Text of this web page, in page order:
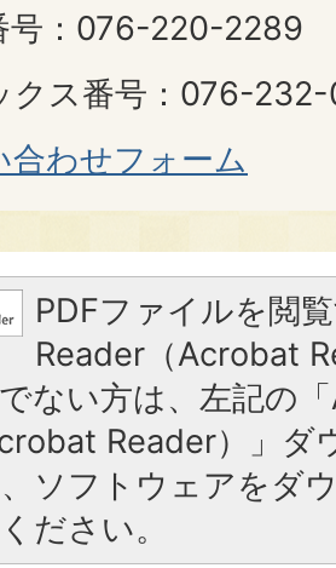
号：076-220-2289
クス番号：076-
合わせフォーム
PDFファイルを閲
Reader（Acrobat
ない方は、左記の
Reader）」ダ
ソフトウェアをダ
ださい。